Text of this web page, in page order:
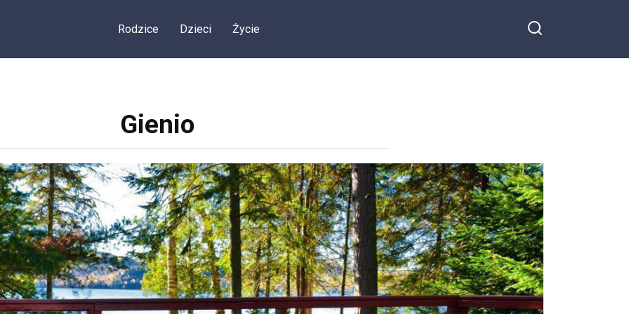
Rodzice Dzieci Życie
Gienio